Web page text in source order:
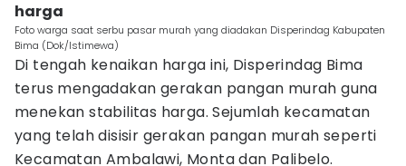
harga
Foto warga saat serbu pasar murah yang diadakan Disperindag Kabupaten
Bima (Dok/Istimewa)
Di tengah kenaikan harga ini, Disperindag Bima
terus mengadakan gerakan pangan murah guna
menekan stabilitas harga. Sejumlah kecamatan
yang telah disisir gerakan pangan murah seperti
Kecamatan Ambalawi, Monta dan Palibelo.